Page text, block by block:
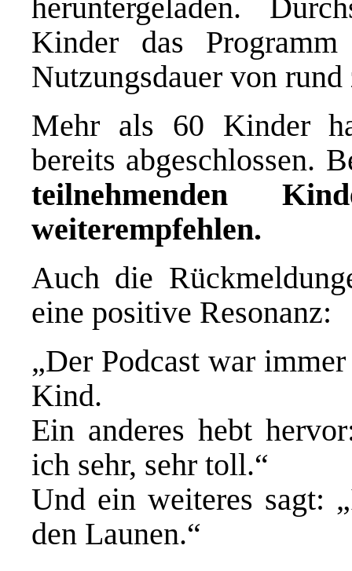
heruntergeladen.
Kinder das
Nutzungsdauer von
Mehr als 60 Kinder
bereits abgeschlossen.
teilnehmenden
weiterempfehlen.
Auch die
eine positive Resonanz:
„Der Podcast war
Kind.
Ein anderes hebt
ich sehr, sehr toll.“
Und ein weiteres sagt:
den Launen.“